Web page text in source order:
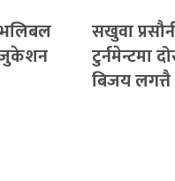
सखुवा
टुर्नमेन्टमा
बिजय